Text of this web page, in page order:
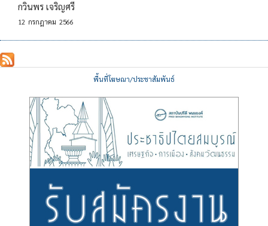
กวินพร เจริญศรี
12 กรกฎาคม 2566
พื้นที่โฆษณา/ประชาสัมพันธ์